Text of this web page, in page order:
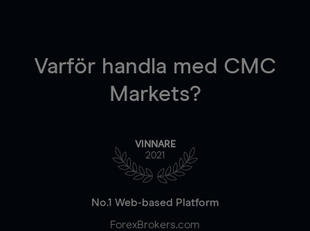
Varför handla med CMC
Markets?
VINNARE
2021
No.1 Web-based Platform
ForexBrokers.com